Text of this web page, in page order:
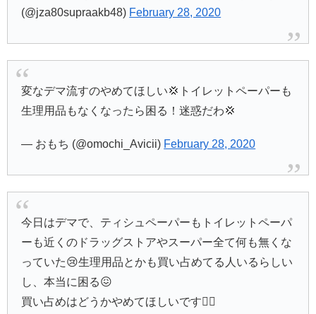
(@jza80supraakb48) February 28, 2020
変なデマ流すのやめてほしい💢トイレットペーパーも
生理用品もなくなったら困る！迷惑だわ💢
— おもち (@omochi_Avicii) February 28, 2020
今日はデマで、ティシュペーパーもトイレットペーパ
ーも近くのドラッグストアやスーパー全て何も無くな
っていた😢生理用品とかも買い占めてる人いるらしい
し、本当に困る😖
買い占めはどうかやめてほしいです🙇‍♀️